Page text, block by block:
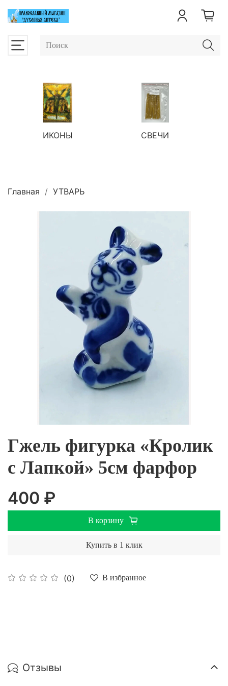
ИКОНЫ СВЕЧИ
Главная УТВАРЬ
Гжель фигурка «Кролик
с Лапкой» 5см фарфор
(0) В избранное
400 ₽
В корзину
Купить в 1 клик
Отзывы